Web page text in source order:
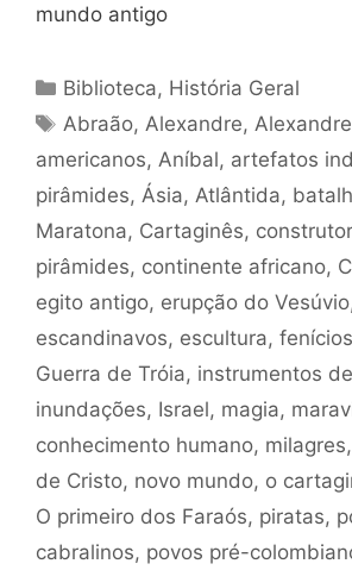
mundo antigo
Categorias
Biblioteca, História Geral
Tags
Abraão, Alexandre,
americanos, Aníbal, artefatos
pirâmides, Ásia, Atlântida,
Maratona, Cartaginês,
pirâmides, continente africano,
egito antigo, erupção do Vesúvio
escandinavos, escultura, fenícios
Guerra de Tróia, instrumentos
inundações, Israel, magia,
conhecimento humano, milagres,
de Cristo, novo mundo, o
O primeiro dos Faraós, piratas,
cabralinos, povos pré-